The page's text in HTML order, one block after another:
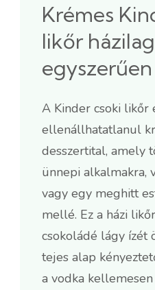
Krémes
likőr
egyszerűen
A Kinder csoki likőr
ellenállhatatlanul
desszertital, amely
ünnepi alkalmakra,
vagy egy meghitt
mellé. Ez a házi
csokoládé lágy ízét
tejes alap
a vodka